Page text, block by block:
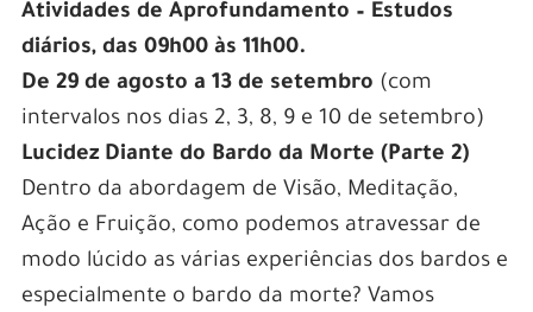
Atividades de Aprofundamento – Estudos
diários, das 09h00 às 11h00.
De 29 de agosto a 13 de setembro (com
intervalos nos dias 2, 3, 8, 9 e 10 de setembro)
Lucidez Diante do Bardo da Morte (Parte 2)
Dentro da abordagem de Visão, Meditação,
Ação e Fruição, como podemos atravessar de
modo lúcido as várias experiências dos bardos e
especialmente o bardo da morte? Vamos